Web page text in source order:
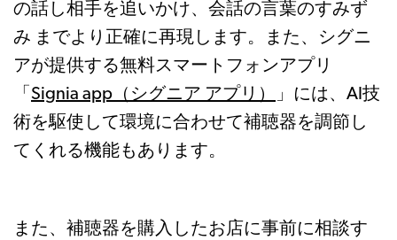
の話し相手を追いかけ、会話の言葉のすみず
み までより正確に再現します。また、シグニ
アが提供する無料スマートフォンアプリ
「 Signia app（シグニア アプリ）
」には、AI技
術を駆使して環境に合わせて補聴器を調節し
てくれる機能もあります。
また、補聴器を購入したお店に事前に相談す